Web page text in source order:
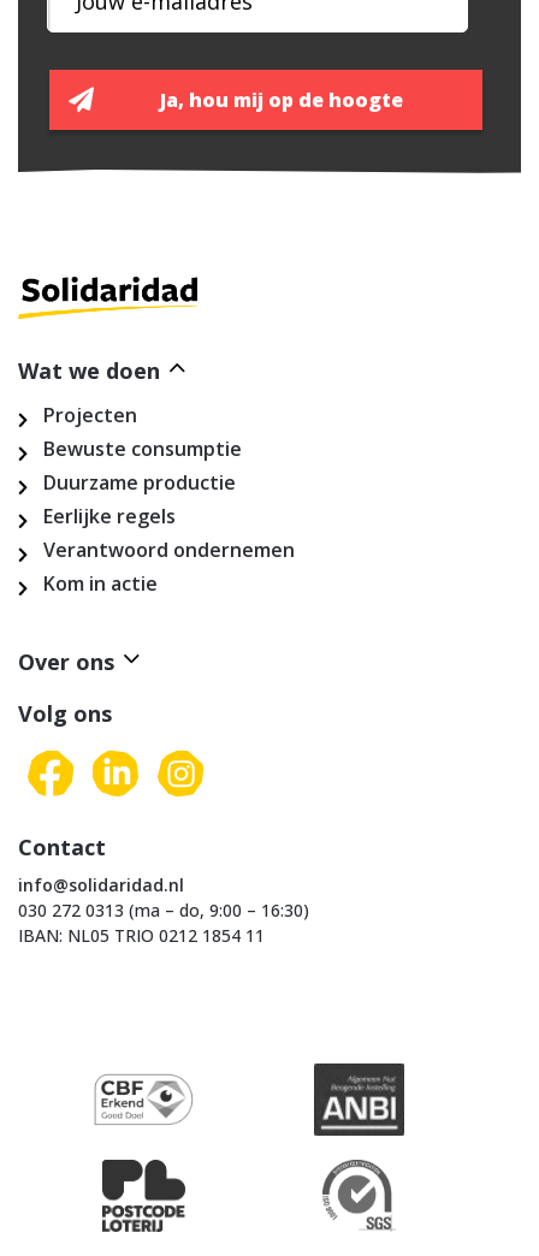
Wat we doen
Projecten
Bewuste consumptie
Duurzame productie
Eerlijke regels
Verantwoord ondernemen
Kom in actie
Over ons
Volg ons
Contact
info@solidaridad.nl
030 272 0313 (ma – do, 9:00 – 16:30)
IBAN: NL05 TRIO 0212 1854 11